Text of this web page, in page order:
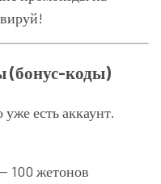
(бонус-коды)
есть аккаунт.
100 жетонов